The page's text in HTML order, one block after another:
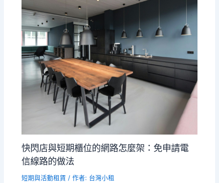
快閃店與短期櫃位的網路怎麼架：免申請電
信線路的做法
短期與活動租賃 / 作者: 台灣小租